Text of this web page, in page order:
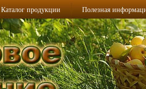
Каталог продукции Полезная